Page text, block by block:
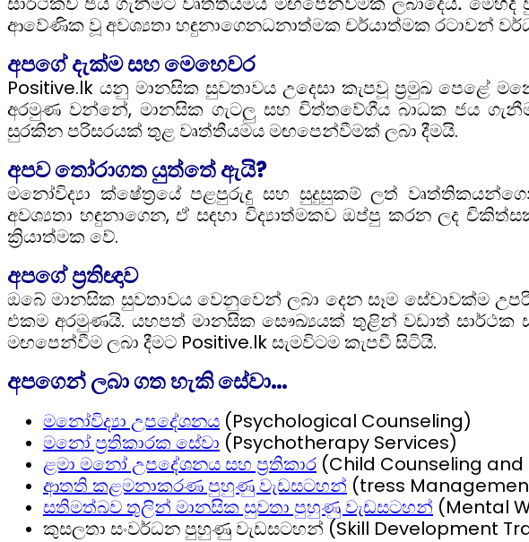
ආවේණික වූ අවශ්‍යතා හඳුනාගෙනධනාත්මක චර්යාත්මක රටාවන්
අපගේ දැක්ම සහ මෙහෙවර
Positive.lk යනු මානසික සුවතාවය උදෙසා කැපවූ ප්‍රමුඛ පෙළේ
අරමුණ වන්නේ, මානසික ගැටලු සහ චිත්තවේගීය බාධක ජය
සුරකින පරිසරයක් තුළ වෘත්තීයමය මඟපෙන්වීමක් ලබා දීමයි.
අපව තෝරාගත යුත්තේ ඇයි?
මනෝවිද්‍යා ක්ෂේත්‍රයේ පළපුරුදු සහ සුදුසුකම් ලත්
අවශ්‍යතා හඳුනාගෙන, ඒ සඳහා විද්‍යාත්මකව ඔප්පු කරන ලද
ක්‍රියාත්මක වේ.
අපගේ ප්‍රතිඥාව
ඔබේ මානසික සුවතාවය වෙනුවෙන් ලබා දෙන සෑම සේවාවක්ම
එකම අරමුණයි. යහපත් මානසික සෞඛ්‍යයක් තුළින් වඩාත්
මඟපෙන්වීම ලබා දීමට Positive.lk සැමවිටම කැපවී සිටියි.
අපගෙන් ලබා ගත හැකි සේවා…
මනෝවිද්‍යා උපදේශනය (Psychological Counseling)
මනෝ ප්‍රතිකාරක සේවා (Psychotherapy Services)
ළමා මනෝ උපදේශනය සහ ප්‍රතිකාර (Child Counseling
ආතති කළමනාකරණ පුහුණු වැඩසටහන් (tress
සතිමත්බව තුලින් මානසික සුවතා පුහුණු වැඩසටහන් (Mental
කුසලතා සංවර්ධන පුහුණු වැඩසටහන් (Skill Development